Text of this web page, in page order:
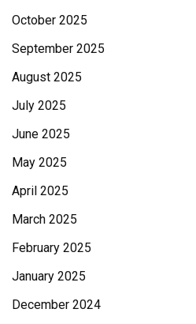
October 2025
September 2025
August 2025
July 2025
June 2025
May 2025
April 2025
March 2025
February 2025
January 2025
December 2024